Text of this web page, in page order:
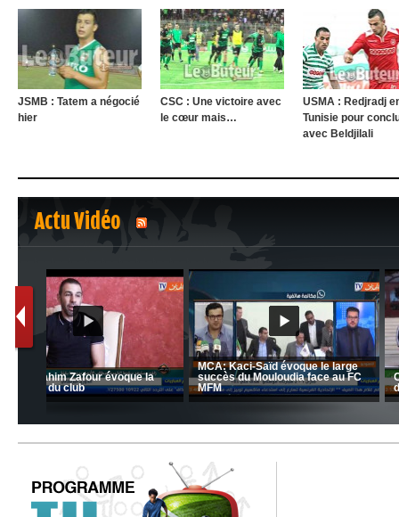
JSMB : Tatem a négocié
hier
CSC : Une victoire avec
le cœur mais…
USMA : Redjradj
Tunisie pour
avec Beldjilali
Actu Vidéo
1 2
MCA: Kaci-Saïd évoque le
succès du Mouloudia face
MFM
JSK: Brahim Zafour évoque la
situation du club